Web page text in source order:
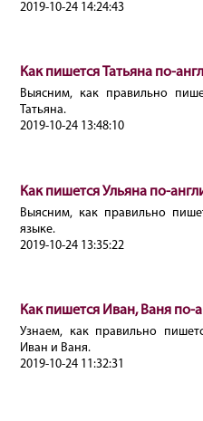
2019-10-24 14:24:43
Как пишется Татьяна по-
Выясним, как правильно
Татьяна.
2019-10-24 13:48:10
Как пишется Ульяна по-
Выясним, как правильно
языке.
2019-10-24 13:35:22
Как пишется Иван, Ваня по-
Узнаем, как правильно
Иван и Ваня.
2019-10-24 11:32:31